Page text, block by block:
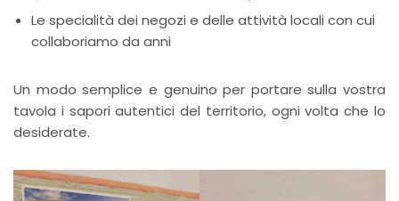
Le specialità dei negozi e delle attività locali con cui
collaboriamo da anni
Un modo semplice e genuino per portare sulla vostra
tavola i sapori autentici del territorio, ogni volta che lo
desiderate.